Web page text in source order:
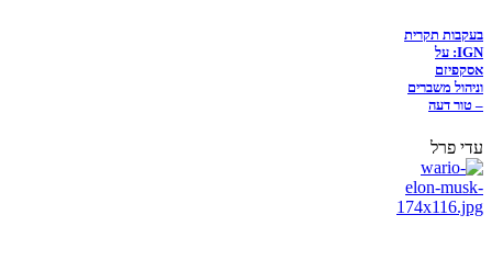
בעקבות תקרית
IGN: על
אסקפיזם
וניהול משברים
– טור דעה
עדי פרל